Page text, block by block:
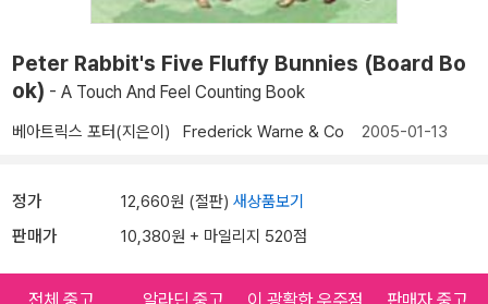
Peter Rabbit's Five Fluffy Bunnies (Board Bo
ok) - A Touch And Feel Counting Book
베아트릭스 포터(지은이) Frederick Warne & Co 2005-01-13
정가 12,660원 (절판) 새상품보기
판매가 10,380원 + 마일리지 520점